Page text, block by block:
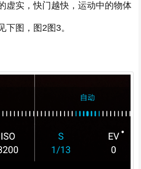
虚实，快门越快，运动中的物体
下图，图2图3。